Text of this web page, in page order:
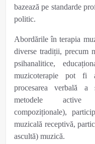
bazează pe standarde
politic.
Abordările în terapia
diverse tradiții, precum
psihanalitice,
muzicoterapie pot fi
procesarea verbală a
metodele active
compoziționale),
muzicală receptivă,
ascultă) muzică.